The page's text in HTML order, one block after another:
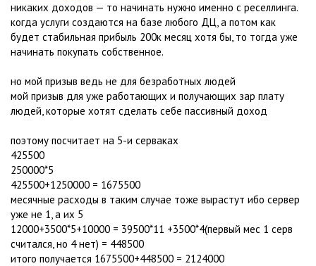
никаких доходов — то начинать нужно именно с реселлинга.
когда услуги создаются на базе любого ДЦ, а потом как
будет стабильная прибыль 200к месяц хотя бы, то тогда уже
начинать покупать собственное.
но мой призыв ведь не для безработных людей
мой призыв для уже работающих и получающих зар плату
людей, которые хотят сделать себе пассивный доход
поэтому посчитает на 5-и серваках
425500
250000*5
425500+1250000 = 1675500
месячные расходы в таким случае тоже вырастут ибо сервер
уже не 1, а их 5
12000+3500*5+10000 = 39500*11 +3500*4(первый мес 1 серв
считался, но 4 нет) = 448500
итого получается 1675500+448500 = 2124000